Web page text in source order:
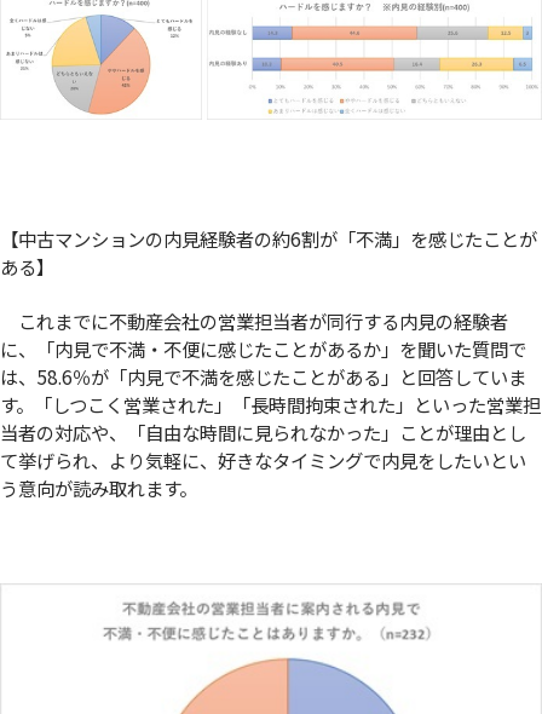
【中古マンションの内見経験者の約6割が「不満」を感じたことが
ある】
これまでに不動産会社の営業担当者が同行する内見の経験者
に、「内見で不満・不便に感じたことがあるか」を聞いた質問で
は、58.6％が「内見で不満を感じたことがある」と回答していま
す。「しつこく営業された」「長時間拘束された」といった営業担
当者の対応や、「自由な時間に見られなかった」ことが理由とし
て挙げられ、より気軽に、好きなタイミングで内見をしたいとい
う意向が読み取れます。